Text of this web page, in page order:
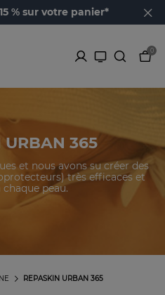
% sur votre panier*
0
URBAN 365
et nous avons su créer des
très efficaces et
chaque peau.
REPASKIN URBAN 365